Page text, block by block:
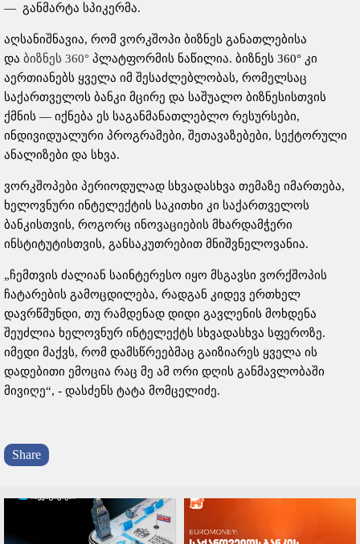
— განმარტა სპიკერმა.
აღსანიშნავია, რომ ვორკშოპი ბიზნეს განათლებისა
და ბიზნეს 360° პლატფორმის ნაწილია. ბიზნეს 360° კი
აერთიანებს ყველა იმ შესაძლებლობას, რომელსაც
საქართველოს ბანკი მცირე და საშუალო ბიზნესისთვის
ქმნის — იქნება ეს საგანმანათლებლო რესურსები,
ინდივიდუალური პროგრამები, შეთავაზებები, სექტორული
ანალიზები და სხვა.
ვორკშოპები პერიოდულად სხვადასხვა თემაზე იმართება,
ხელოვნური ინტელექტის საკითხი კი საქართველოს
ბანკისთვის, როგორც ინოვაციების მხარდამჭერი
ინსტიტუტისთვის, განსაკუთრებით მნიშვნელოვანია.
„ჩემთვის ძალიან საინტერესო იყო მსგავსი ვორქშოპის
ჩატარების გამოცდილება, რადგან კიდევ ერთხელ
დავრწმუნდი, თუ რამდენად დიდი გავლენის მოხდენა
შეუძლია ხელოვნურ ინტელექტს სხვადასხვა სფეროზე.
იმედი მაქვს, რომ დამსწრეებმაც გაიზიარეს ყველა ის
დადებითი ემოცია რაც მე ამ ორი დღის განმავლობაში
მივიღე“, - დასძენს ტატა მომცელიძე.
Share